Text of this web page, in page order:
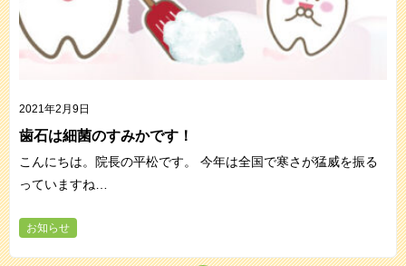
2021年2月9日
歯石は細菌のすみかです！
こんにちは。院長の平松です。 今年は全国で寒さが猛威を振る
っていますね…
お知らせ